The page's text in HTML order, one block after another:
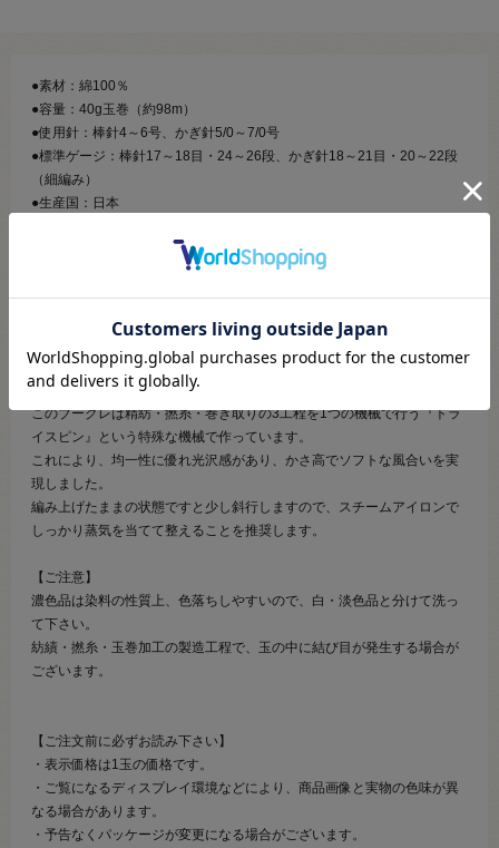
●素材：綿100％
●容量：40g玉巻（約98m）
●使用針：棒針4～6号、かぎ針5/0～7/0号
●標準ゲージ：棒針17～18目・24～26段、かぎ針18～21目・20～22段
（細編み）
●生産国：日本
綿花のようにふんわりと柔らかく肌ざわりの良いブークレ糸としっかり
とハリのある麻に似せた加工を施したコットン糸を甘く撚り合わせてで
きた、程よく芯のあるコットン毛糸です。
ブークレ糸が大半を占めますが、チラリと見える麻風の糸が見た目を程
よく引き締めてメリハリのある編地に仕上がります。
このブークレは精紡・撚糸・巻き取りの3工程を1つの機械で行う『トラ
イスピン』という特殊な機械で作っています。
これにより、均一性に優れ光沢感があり、かさ高でソフトな風合いを実
現しました。
編み上げたままの状態ですと少し斜行しますので、スチームアイロンで
しっかり蒸気を当てて整えることを推奨します。
【ご注意】
濃色品は染料の性質上、色落ちしやすいので、白・淡色品と分けて洗っ
て下さい。
紡績・撚糸・玉巻加工の製造工程で、玉の中に結び目が発生する場合が
ございます。
【ご注文前に必ずお読み下さい】
・表示価格は1玉の価格です。
・ご覧になるディスプレイ環境などにより、商品画像と実物の色味が異
なる場合があります。
・予告なくパッケージが変更になる場合がございます。